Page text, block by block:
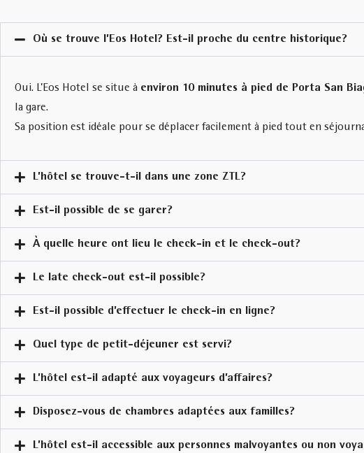
Où se trouve l’Eos Hotel? Est-il proche du centre historique?
Oui. L’Eos Hotel se situe à environ 10 minutes à pied de Porta San
la gare.
Sa position est idéale pour se déplacer facilement à pied tout en
L’hôtel se trouve-t-il dans une zone ZTL?
Est-il possible de se garer?
À quelle heure ont lieu le check-in et le check-out?
Le late check-out est-il possible?
Est-il possible d’effectuer le check-in en ligne?
Quel type de petit-déjeuner est servi?
L’hôtel est-il adapté aux voyageurs d’affaires?
Disposez-vous de chambres adaptées aux familles?
L’hôtel est-il accessible aux personnes malvoyantes ou non